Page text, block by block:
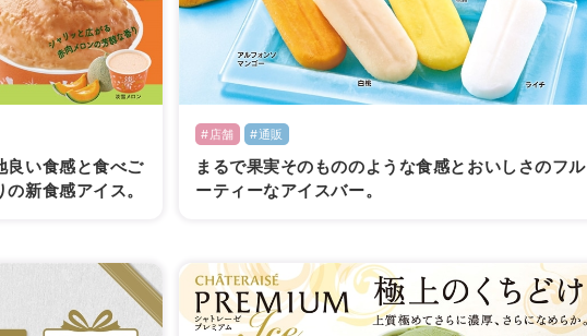
良い食感と食べご
新食感アイス。
#店舗 #通販
まるで果実そのもののような食感とおいしさのフル
ーティーなアイスバー。